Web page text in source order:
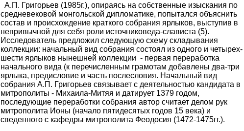
А.П. Григорьев (1985г.), опираясь на собственные изыскания по
средневековой монгольской дипломатике, попытался объяснить
состав и происхождение краткого собрания ярлыков, выступив в
непривычной для себя роли источниковеда-слависта (5).
Исследователь предложил следующую схему складывания
коллекции: начальный вид собрания состоял из одного и четырех-
шести ярлыков нынешней коллекции - первая переработка
начального вида (к перечисленным грамотам добавлены два-три
ярлыка, предисловие и часть послесловия. Начальный вид
собрания А.П. Григорьев связывает с деятельностью кандидата в
митрополиты - Михаила-Митяя и датирует 1379 годом,
последующие переработки собрания автор считает делом рук
митрополита Ионы (начало пятидесятых годов 15 века) и
сведенного с кафедры митрополита Феодосия (1472-1475гг.).